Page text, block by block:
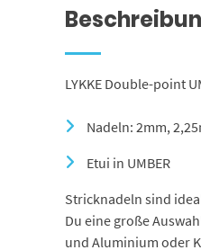
LYKKE Double-point
Nadeln: 2mm,
Etui in UMBER
Stricknadeln sind
Du eine große
und Aluminium oder